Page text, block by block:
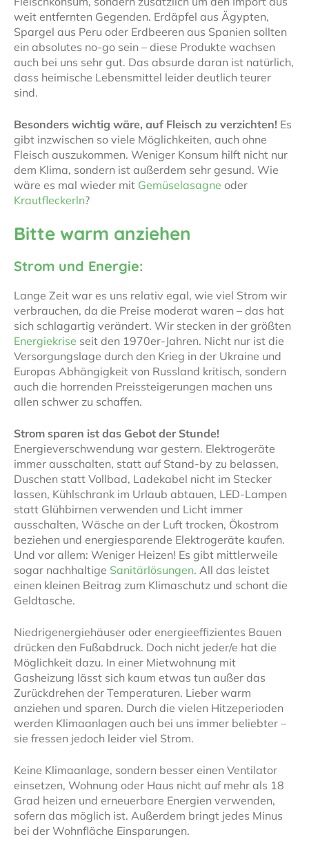
weit entfernten Gegenden. Erdäpfel aus Ägypten,
Spargel aus Peru oder Erdbeeren aus Spanien sollten
ein absolutes no-go sein – diese Produkte wachsen
auch bei uns sehr gut. Das absurde daran ist natürlich,
dass heimische Lebensmittel leider deutlich teurer
sind.
Besonders wichtig wäre, auf Fleisch zu verzichten! Es
gibt inzwischen so viele Möglichkeiten, auch ohne
Fleisch auszukommen. Weniger Konsum hilft nicht nur
dem Klima, sondern ist außerdem sehr gesund. Wie
wäre es mal wieder mit Gemüselasagne oder
Krautfleckerln?
Bitte warm anziehen
Strom und Energie:
Lange Zeit war es uns relativ egal, wie viel Strom wir
verbrauchen, da die Preise moderat waren – das hat
sich schlagartig verändert. Wir stecken in der größten
Energiekrise seit den 1970er-Jahren. Nicht nur ist die
Versorgungslage durch den Krieg in der Ukraine und
Europas Abhängigkeit von Russland kritisch, sondern
auch die horrenden Preissteigerungen machen uns
allen schwer zu schaffen.
Strom sparen ist das Gebot der Stunde!
Energieverschwendung war gestern. Elektrogeräte
immer ausschalten, statt auf Stand-by zu belassen,
Duschen statt Vollbad, Ladekabel nicht im Stecker
lassen, Kühlschrank im Urlaub abtauen, LED-Lampen
statt Glühbirnen verwenden und Licht immer
ausschalten, Wäsche an der Luft trocken, Ökostrom
beziehen und energiesparende Elektrogeräte kaufen.
Und vor allem: Weniger Heizen! Es gibt mittlerweile
sogar nachhaltige Sanitärlösungen. All das leistet
einen kleinen Beitrag zum Klimaschutz und schont die
Geldtasche.
Niedrigenergiehäuser oder energieeffizientes Bauen
drücken den Fußabdruck. Doch nicht jeder/e hat die
Möglichkeit dazu. In einer Mietwohnung mit
Gasheizung lässt sich kaum etwas tun außer das
Zurückdrehen der Temperaturen. Lieber warm
anziehen und sparen. Durch die vielen Hitzeperioden
werden Klimaanlagen auch bei uns immer beliebter –
sie fressen jedoch leider viel Strom.
Keine Klimaanlage, sondern besser einen Ventilator
einsetzen, Wohnung oder Haus nicht auf mehr als 18
Grad heizen und erneuerbare Energien verwenden,
sofern das möglich ist. Außerdem bringt jedes Minus
bei der Wohnfläche Einsparungen.